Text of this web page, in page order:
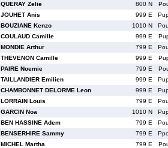
QUERAY Zelie 800 N
JOUHET Anis 999 E
BOUZIANE Kenzo 1010 N
COULAUD Camille 999 E
MONDIE Arthur 799 E
THEVENON Camille 999 E
PAIRE Noemie 799 E
TAILLANDIER Emilien 999 E
CHAMBONNET DELORME Leon 999 E
LORRAIN Louis 799 E
GARCIN Noa 1010 N
BEN HASSINE Adem 799 E
BENSERHIRE Sammy 799 E
MICHEL Martha 799 E